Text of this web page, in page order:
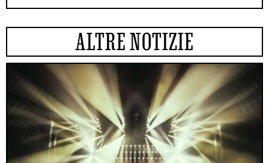
ALTRE NOTIZIE